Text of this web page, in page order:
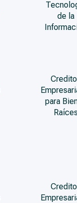
de la
para